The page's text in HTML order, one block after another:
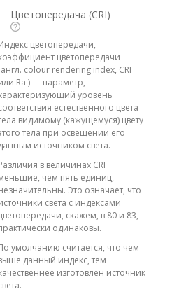
Цветопередача (CRI)
цветопередачи,
цветопередачи
colour rendering index, CRI
Ra ) — параметр,
уровень
естественного цвета
видимому (кажущемуся) цвету
тела при освещении его
источником света.
в величинах CRI
чем пять единиц,
Это означает, что
света с индексами
скажем, в 80 и 83,
одинаковы.
умолчанию считается, что чем
данный индекс, тем
изготовлен источник